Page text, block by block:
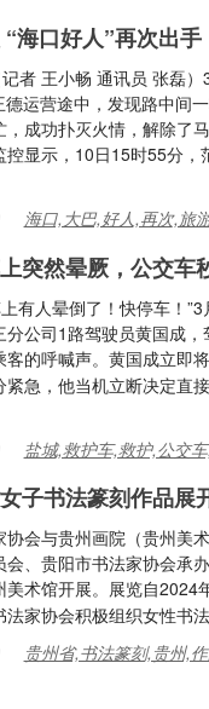
海口好人”再次出手
者 王小畅 通讯员 张磊
运营途中，发现路中间
成功扑灭火情，解除了
显示，10日15时55分，
海口,大巴,好人,再次,旅
突然晕厥，公交车
有人晕倒了！快停车！
公司1路驾驶员黄国成
的呼喊声。黄国成立即
急，他当机立断决定直
盐城,救护车,救护,公交
子书法篆刻作品展
协会与贵州画院（贵州美
、贵阳市书法家协会承
术馆开展。展览自2024
家协会积极组织女性书
贵州省,书法篆刻,贵州,